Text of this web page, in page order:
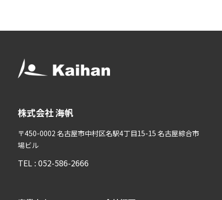
株式会社 海帆
〒450-0002 名古屋市中村区名駅4丁目15-15 名古屋綜合市
場ビル
TEL : 052-586-2666